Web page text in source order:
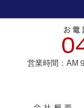
営業時間：AM